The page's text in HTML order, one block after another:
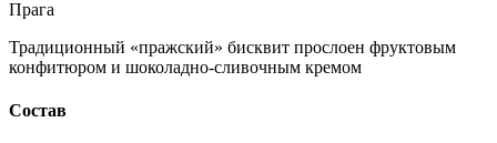
Прага
Традиционный «пражский» бисквит прослоен фруктовым
конфитюром и шоколадно-сливочным кремом
Состав